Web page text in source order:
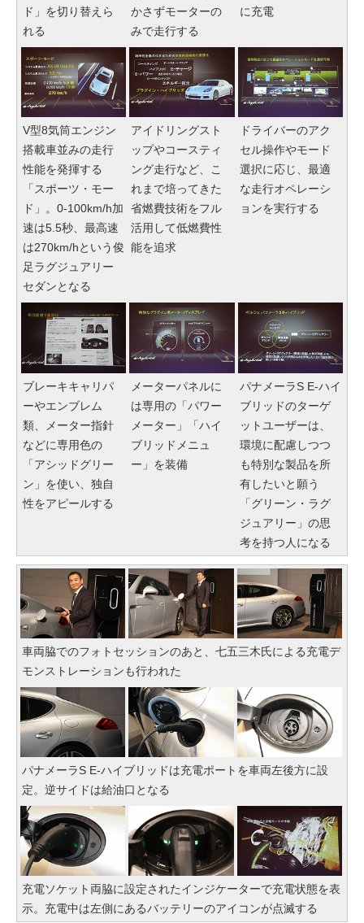
ド」を切り替えら
れる
かさずモーターの
みで走行する
に充電
V型8気筒エンジン
搭載車並みの走行
性能を発揮する
「スポーツ・モー
ド」。0-100km/h加
速は5.5秒、最高速
は270km/hという俊
足ラグジュアリー
セダンとなる
アイドリングスト
ップやコースティ
ング走行など、こ
れまで培ってきた
省燃費技術をフル
活用して低燃費性
能を追求
ドライバーのアク
セル操作やモード
選択に応じ、最適
な走行オペレーシ
ョンを実行する
ブレーキキャリパ
ーやエンブレム
類、メーター指針
などに専用色の
「アシッドグリー
ン」を使い、独自
性をアピールする
メーターパネルに
は専用の「パワー
メーター」「ハイ
ブリッドメニュ
ー」を装備
パナメーラS E-ハイ
ブリッドのターゲ
ットユーザーは、
環境に配慮しつつ
も特別な製品を所
有したいと願う
「グリーン・ラグ
ジュアリー」の思
考を持つ人になる
車両脇でのフォトセッションのあと、七五三木氏による充電デ
モンストレーションも行われた
パナメーラS E-ハイブリッドは充電ポートを車両左後方に設
定。逆サイドは給油口となる
充電ソケット両脇に設定されたインジケーターで充電状態を表
示。充電中は左側にあるバッテリーのアイコンが点滅する